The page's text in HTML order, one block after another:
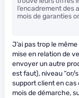
l’encadrement des
mois de garanties
J’ai pas trop le
mise en relation de
envoyer un autre
est faut), niveau “or/
support client en cas
mois de démarche,